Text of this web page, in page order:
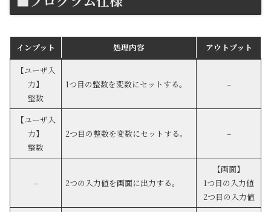
インプット 処理内容
アウトプット
【ユーザ入
力】
整数
1つ目の整数を変数にセットする。 –
【ユーザ入
力】
整数
2つ目の整数を変数にセットする。 –
– 2つの入力値を画面に出力する。
【画面】
1つ目の入力値
2つ目の入力値